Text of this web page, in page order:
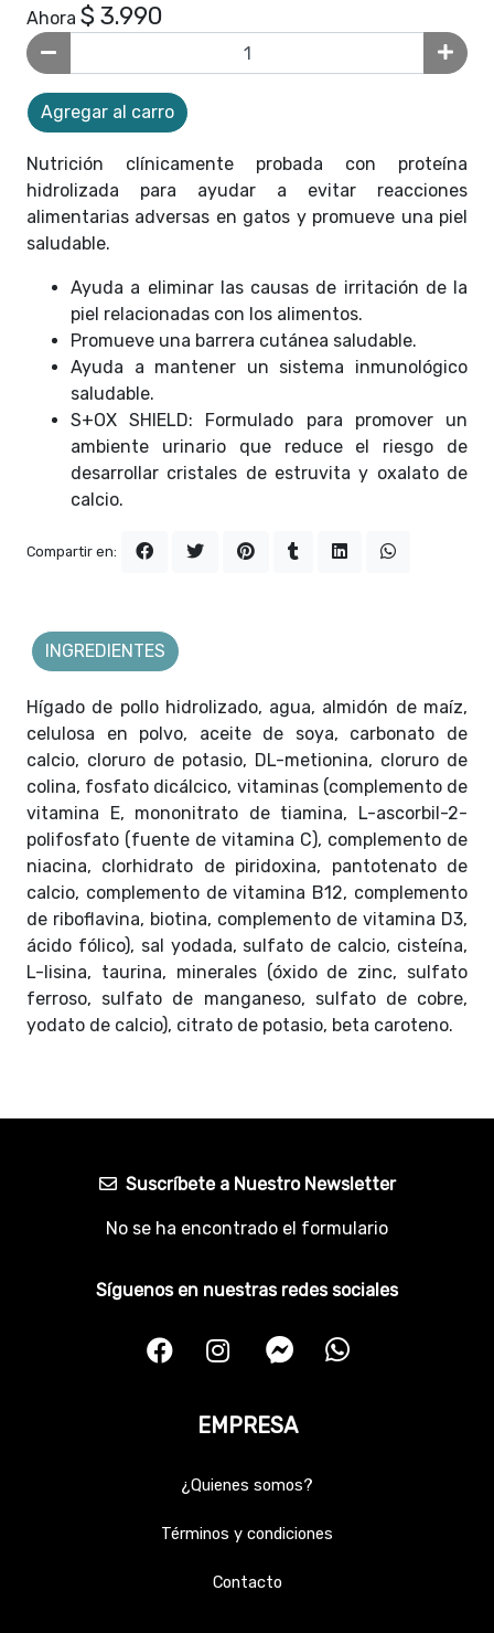
Ahora $ 3.990
Agregar al carro
Nutrición clínicamente probada con proteína
hidrolizada para ayudar a evitar reacciones
alimentarias adversas en gatos y promueve una piel
saludable.
Ayuda a eliminar las causas de irritación de la
piel relacionadas con los alimentos.
Promueve una barrera cutánea saludable.
Ayuda a mantener un sistema inmunológico
saludable.
S+OX SHIELD: Formulado para promover un
ambiente urinario que reduce el riesgo de
desarrollar cristales de estruvita y oxalato de
calcio.
Compartir en:
Hígado de pollo hidrolizado, agua, almidón de maíz,
celulosa en polvo, aceite de soya, carbonato de
calcio, cloruro de potasio, DL-metionina, cloruro de
colina, fosfato dicálcico, vitaminas (complemento de
vitamina E, mononitrato de tiamina, L-ascorbil-2-
polifosfato (fuente de vitamina C), complemento de
niacina, clorhidrato de piridoxina, pantotenato de
calcio, complemento de vitamina B12, complemento
de riboflavina, biotina, complemento de vitamina D3,
ácido fólico), sal yodada, sulfato de calcio, cisteína,
L-lisina, taurina, minerales (óxido de zinc, sulfato
ferroso, sulfato de manganeso, sulfato de cobre,
yodato de calcio), citrato de potasio, beta caroteno.
INGREDIENTES
Suscríbete a Nuestro Newsletter
No se ha encontrado el formulario
Síguenos en nuestras redes sociales
EMPRESA
¿Quienes somos?
Términos y condiciones
Contacto